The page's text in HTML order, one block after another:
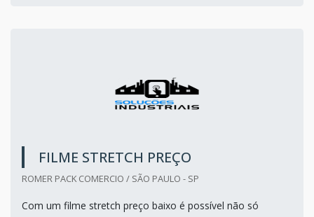
FILME STRETCH PREÇO
ROMER PACK COMERCIO / SÃO PAULO - SP
Com um filme stretch preço baixo é possível não só